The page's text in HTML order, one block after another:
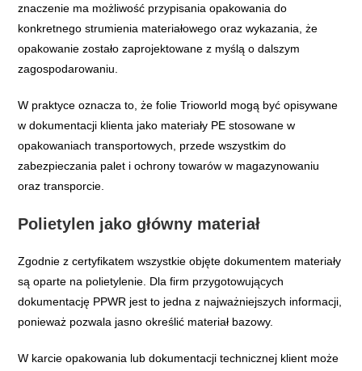
znaczenie ma możliwość przypisania opakowania do
konkretnego strumienia materiałowego oraz wykazania, że
opakowanie zostało zaprojektowane z myślą o dalszym
zagospodarowaniu.
W praktyce oznacza to, że folie Trioworld mogą być opisywane
w dokumentacji klienta jako materiały PE stosowane w
opakowaniach transportowych, przede wszystkim do
zabezpieczania palet i ochrony towarów w magazynowaniu
oraz transporcie.
Polietylen jako główny materiał
Zgodnie z certyfikatem wszystkie objęte dokumentem materiały
są oparte na polietylenie. Dla firm przygotowujących
dokumentację PPWR jest to jedna z najważniejszych informacji,
ponieważ pozwala jasno określić materiał bazowy.
W karcie opakowania lub dokumentacji technicznej klient może